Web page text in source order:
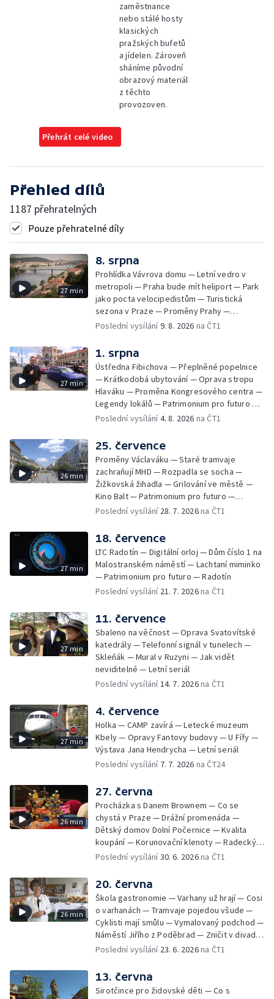
zaměstnance
nebo stálé hosty
klasických
pražských bufetů
a jídelen. Zároveň
sháníme původní
obrazový materiál
z těchto
provozoven.
Přehrát celé video
Přehled dílů
1187 přehratelných
Pouze přehratelné díly
27 min
8. srpna
Prohlídka Vávrova domu — Letní vedro v
metropoli — Praha bude mít heliport — Park
jako pocta velocipedistům — Turistická
sezona v Praze — Proměny Prahy —
Patrimonium pro futuro — Koloděje
Poslední vysílání9. 8. 2026 na ČT1
27 min
1. srpna
Ústředna Fibichova — Přeplněné popelnice
— Krátkodobá ubytování — Oprava stropu
Hlaváku — Proměna Kongresového centra —
Legendy lokálů — Patrimonium pro futuro —
Kolovraty
Poslední vysílání4. 8. 2026 na ČT1
26 min
25. července
Proměny Václaváku — Staré tramvaje
zachraňují MHD — Rozpadla se socha —
Žižkovská žihadla — Grilování ve městě —
Kino Balt — Patrimonium pro futuro —
Třebonice
Poslední vysílání 28. 7. 2026na ČT1
27 min
18. července
LTC Radotín — Digitální orloj — Dům číslo 1 na
Malostranském náměstí — Lachtaní miminko
— Patrimonium pro futuro — Radotín
Poslední vysílání 21. 7. 2026na ČT1
27 min
11. července
Sbaleno na věčnost — Oprava Svatovítské
katedrály — Telefonní signál v tunelech —
Skleňák — Mural v Ruzyni — Jak vidět
neviditelné — Letní seriál
Poslední vysílání14. 7. 2026na ČT1
27 min
4. července
Holka — CAMP zavírá — Letecké muzeum
Kbely — Opravy Fantovy budovy — U Fífy —
Výstava Jana Hendrycha — Letní seriál
Poslední vysílání 7. 7. 2026 na ČT24
26 min
27. června
Procházka s Danem Brownem — Co se
chystá v Praze — Drážní promenáda —
Dětský domov Dolní Počernice — Kvalita
koupání — Korunovační klenoty — Radecký
zpátky na Malostranské náměstí — 50 let
Poslední vysílání30. 6. 2026na ČT1
26 min
20. června
Škola gastronomie — Varhany už hrají — Cosi
o varhanách — Tramvaje pojedou všude —
Cyklisti mají smůlu — Vymalovaný podchod —
Náměstí Jiřího z Poděbrad — Zničit v divadle
Komedie — Den otevřených dveří — Letní
Poslední vysílání 23. 6. 2026na ČT1
13. června
Sirotčince pro židovské děti — Co s